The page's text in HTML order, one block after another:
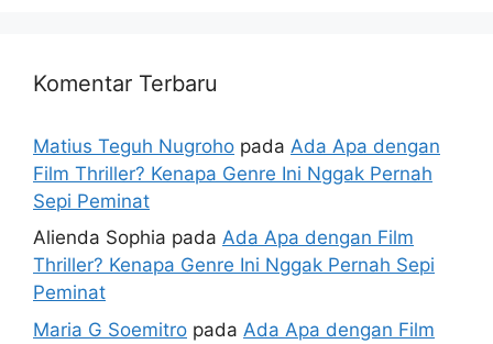
Komentar Terbaru
Matius Teguh Nugroho pada Ada Apa dengan
Film Thriller? Kenapa Genre Ini Nggak Pernah
Sepi Peminat
Alienda Sophia pada Ada Apa dengan Film
Thriller? Kenapa Genre Ini Nggak Pernah Sepi
Peminat
Maria G Soemitro pada Ada Apa dengan Film